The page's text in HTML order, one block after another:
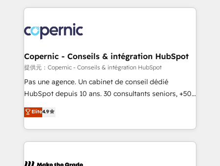
lasts. So if you're ready to become the most trusted
voice in your market, let’s talk.
HubSpot's Global Partner of the Year in 2024,
worldwide, and with over 15 years in the ecosystem,
Huble has built a track record that speaks for itself.
One company, one operating model, delivering
across offices and consulting teams in the UK, USA,
Canada, Germany, France, Belgium, Singapore, and
South Africa. Certified compliant with ISO/IEC
international offices and 175+ employees.
Copernic - Conseils & intégration HubSpot
提供元：Copernic - Conseils & intégration HubSpot
Pas une agence. Un cabinet de conseil dédié
HubSpot depuis 10 ans. 30 consultants seniors, +500
clients, un ROI mesurable. Notre mission : faire de
HubSpot un vrai levier de performance pour votre
organisation. Cela passe par la compréhension de
vos processus, la fiabilisation de vos données et
Elite4.9